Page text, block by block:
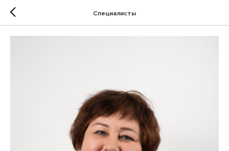
Специалисты